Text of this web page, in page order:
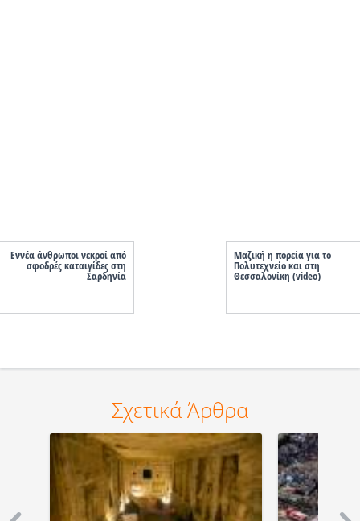
Εννέα άνθρωποι νεκροί από
σφοδρές καταιγίδες στη
Σαρδηνία
Μαζική η πορεία για το
Πολυτεχνείο και στη
Θεσσαλονίκη (video)
Σχετικά Άρθρα